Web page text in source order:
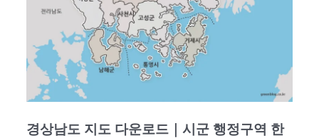
경상남도 지도 다운로드｜시군 행정구역 한